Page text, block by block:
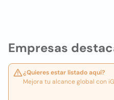
Empresas
¿Quieres estar listado aquí?
Mejora tu alcance global con